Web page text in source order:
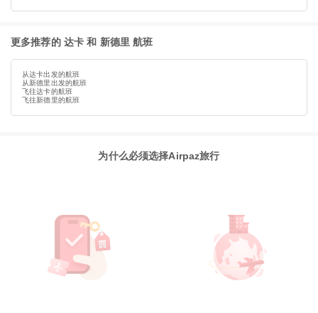
更多推荐的 达卡 和 新德里 航班
从达卡出发的航班
从新德里出发的航班
飞往达卡的航班
飞往新德里的航班
为什么必须选择Airpaz旅行